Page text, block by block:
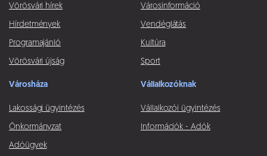
Vörösvári hírek
Hírdetmények
Programajánló
Vörösvári újság
Városinformáció
Vendéglátás
Kultúra
Sport
Városháza
Lakossági ügyintézés
Önkormányzat
Adóügyek
Vállalkozóknak
Vállalkozói ügyintézés
Információk - Adók